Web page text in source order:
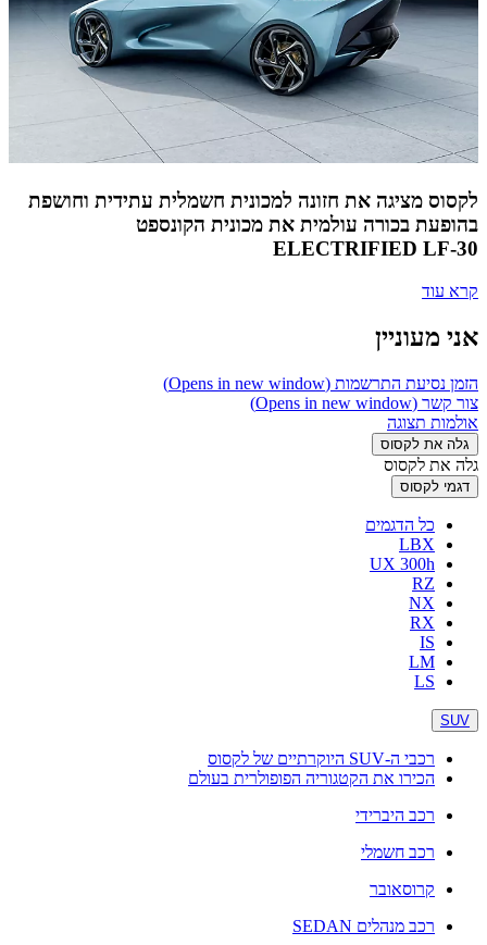
לקסוס מציגה את חזונה למכונית חשמלית עתידית וחושפת
בהופעת בכורה עולמית את מכונית הקונספט
ELECTRIFIED LF-30
קרא עוד
אני מעוניין
הזמן נסיעת התרשמות (Opens in new window)
צור קשר (Opens in new window)
אולמות תצוגה
גלה את לקסוס
גלה את לקסוס
דגמי לקסוס
כל הדגמים
LBX
UX 300h
RZ
NX
RX
IS
LM
LS
SUV
רכבי ה-SUV היוקרתיים של לקסוס
הכירו את הקטגוריה הפופולרית בעולם
רכב היברידי
רכב חשמלי
קרוסאובר
רכב מנהלים SEDAN